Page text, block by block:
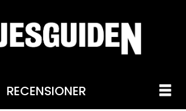
RECENSIONER